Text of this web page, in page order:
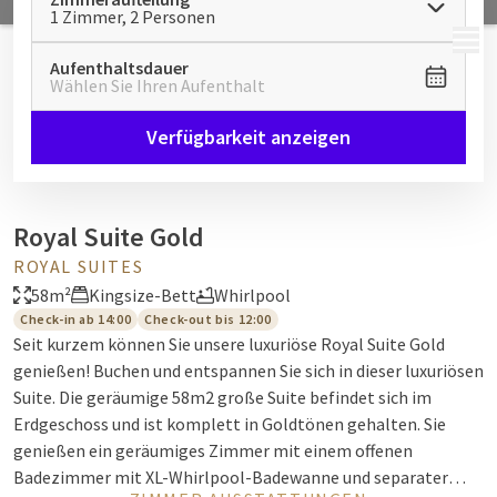
MENÜ
1 Zimmer, 2 Personen
Aufenthaltsdauer
Wählen Sie Ihren Aufenthalt
Verfügbarkeit anzeigen
Royal Suite Gold
ROYAL SUITES
58m²
Kingsize-Bett Whirlpool
Check-in ab 14:00 Check-out bis 12:00
Seit kurzem können Sie unsere luxuriöse Royal Suite Gold
genießen! Buchen und entspannen Sie sich in dieser luxuriösen
Suite. Die geräumige 58m2 große Suite befindet sich im
Erdgeschoss und ist komplett in Goldtönen gehalten. Sie
genießen ein geräumiges Zimmer mit einem offenen
Badezimmer mit XL-Whirlpool-Badewanne und separater